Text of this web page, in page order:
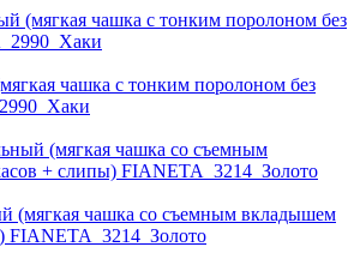
чашка с тонким поролоном без
(мягкая чашка со съемным вкладышем
FIANETA_3214_Золото